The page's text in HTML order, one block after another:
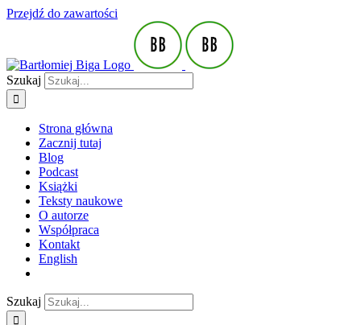
Przejdź do zawartości
Szukaj
Strona główna
Zacznij tutaj
Blog
Podcast
Książki
Teksty naukowe
O autorze
Współpraca
Kontakt
English
Szukaj